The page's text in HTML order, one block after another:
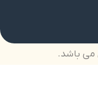
می باشد.